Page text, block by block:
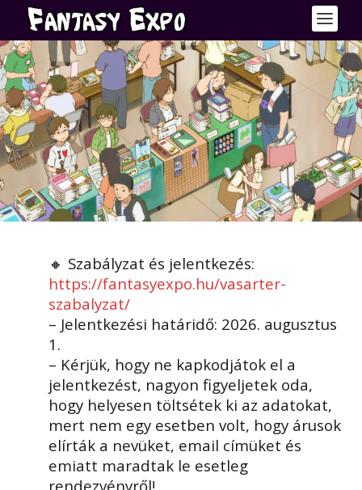
🔸 Szabályzat és jelentkezés:
https://fantasyexpo.hu/vasarter-
szabalyzat/
– Jelentkezési határidő: 2026. augusztus
1.
– Kérjük, hogy ne kapkodjátok el a
jelentkezést, nagyon figyeljetek oda,
hogy helyesen töltsétek ki az adatokat,
mert nem egy esetben volt, hogy árusok
elírták a nevüket, email címüket és
emiatt maradtak le esetleg
rendezvényről!